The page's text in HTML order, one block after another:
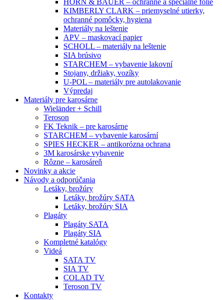
HORN & BAUER – ochranné a špeciálne fólie
KIMBERLY CLARK – priemyselné utierky,
ochranné pomôcky, hygiena
Materiály na leštenie
APV – maskovací papier
SCHOLL – materiály na leštenie
SIA brúsivo
STARCHEM – vybavenie lakovní
Stojany, držiaky, vozíky
U-POL – materiály pre autolakovanie
Výpredaj
Materiály pre karosárne
Wieländer + Schill
Teroson
FK Teknik – pre karosárne
STARCHEM – vybavenie karosární
SPIES HECKER – antikorózna ochrana
3M karosárske vybavenie
Rôzne – karosáreň
Novinky a akcie
Návody a odporúčania
Letáky, brožúry
Letáky, brožúry SATA
Letáky, brožúry SIA
Plagáty
Plagáty SATA
Plagáty SIA
Kompletné katalógy
Videá
SATA TV
SIA TV
COLAD TV
Teroson TV
Kontakty